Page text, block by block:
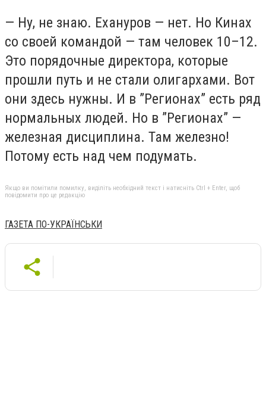
— Ну, не знаю. Ехануров — нет. Но Кинах
со своей командой — там человек 10–12.
Это порядочные директора, которые
прошли путь и не стали олигархами. Вот
они здесь нужны. И в ”Регионах” есть ряд
нормальных людей. Но в ”Регионах” —
железная дисциплина. Там железно!
Потому есть над чем подумать.
Якщо ви помітили помилку, виділіть необхідний текст і натисніть Ctrl + Enter, щоб
повідомити про це редакцію
ГАЗЕТА ПО-УКРАЇНСЬКИ